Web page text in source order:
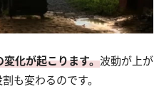
化が起こります。波動が上が
も変わるのです。